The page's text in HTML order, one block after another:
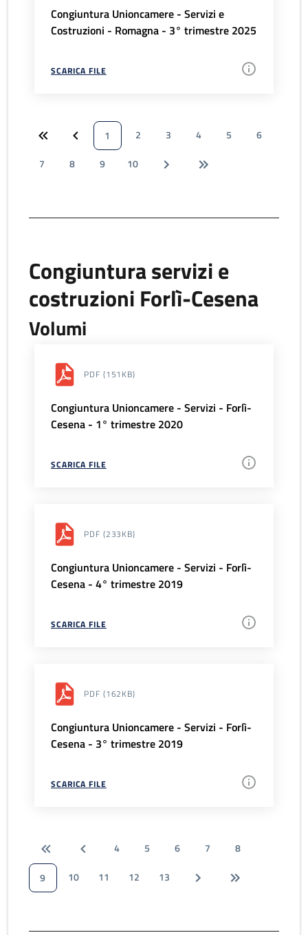
Congiuntura Unioncamere - Servizi e
Costruzioni - Romagna - 3° trimestre 2025
SCARICA FILE
1 2 3 4 5
6
7
8 9 10
Congiuntura servizi e
costruzioni Forlì-Cesena
Volumi
PDF (151KB)
Congiuntura Unioncamere - Servizi - Forlì-
Cesena - 1° trimestre 2020
SCARICA FILE
PDF (233KB)
Congiuntura Unioncamere - Servizi - Forlì-
Cesena - 4° trimestre 2019
SCARICA FILE
PDF (162KB)
Congiuntura Unioncamere - Servizi - Forlì-
Cesena - 3° trimestre 2019
SCARICA FILE
4 5 6 7
8
9
10 11 12 13